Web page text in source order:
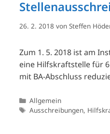
26. 2. 2018 von Steffen
Zum 1. 5. 2018 ist am
eine Hilfskraftstelle für
mit BA-Abschluss
Kategorien
Allgemein
Schlagwörter
Ausschreibungen,